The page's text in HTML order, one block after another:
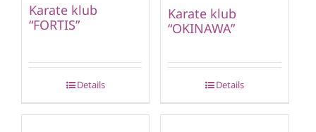
Karate klub
“FORTIS”
Details
Karate klub
“OKINAWA”
Details